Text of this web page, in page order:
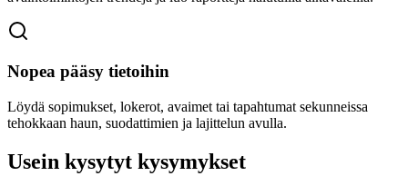
Nopea pääsy tietoihin
Löydä sopimukset, lokerot, avaimet tai tapahtumat sekunneissa
tehokkaan haun, suodattimien ja lajittelun avulla.
Usein kysytyt kysymykset